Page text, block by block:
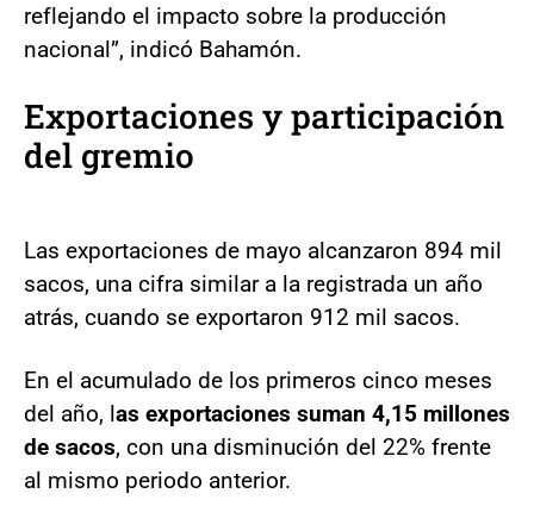
reflejando el impacto sobre la producción
nacional”, indicó Bahamón.
Exportaciones y participación
del gremio
Las exportaciones de mayo alcanzaron 894 mil
sacos, una cifra similar a la registrada un año
atrás, cuando se exportaron 912 mil sacos.
En el acumulado de los primeros cinco meses
del año, las exportaciones suman 4,15 millones
de sacos, con una disminución del 22% frente
al mismo periodo anterior.